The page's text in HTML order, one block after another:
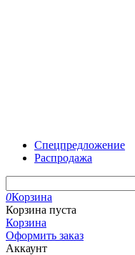
Спецпредложение
Распродажа
0Корзина
Корзина пуста
Корзина
Оформить заказ
Аккаунт